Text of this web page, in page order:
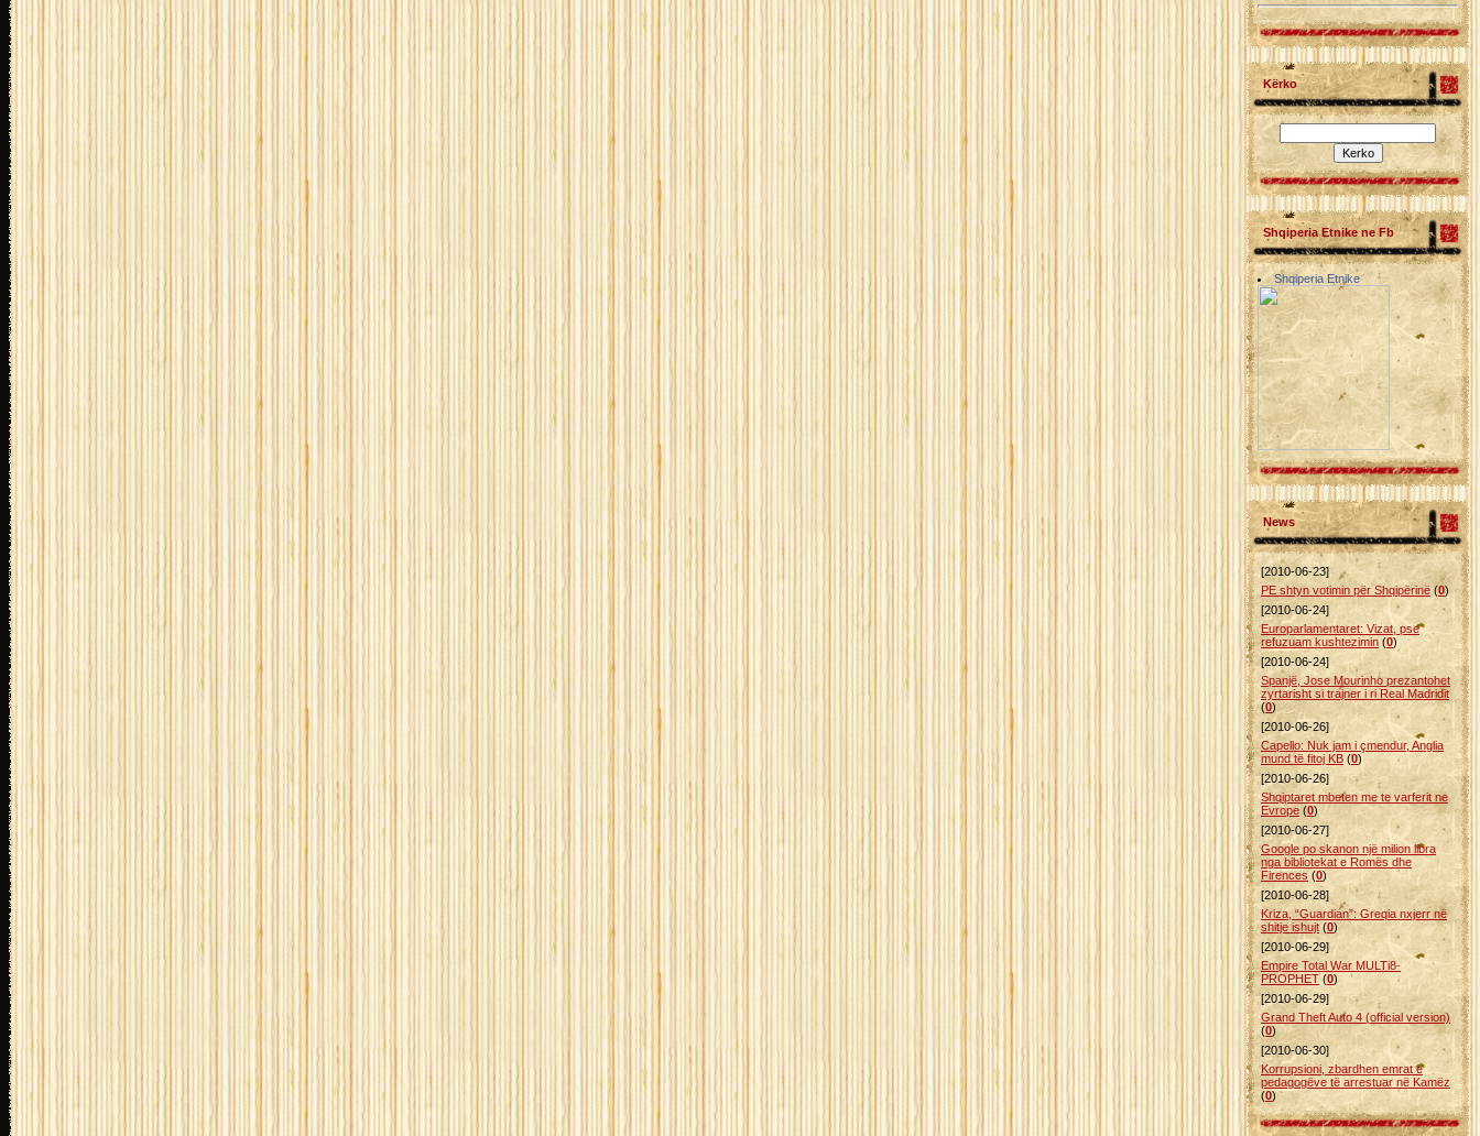
Kërko
Shqiperia Etnike ne Fb
Shqiperia Etnike
News
[2010-06-23]
PE shtyn votimin për Shqipërinë (0)
[2010-06-24]
Europarlamentaret: Vizat, pse
refuzuam kushtezimin (0)
[2010-06-24]
Spanjë, Jose Mourinho prezantohet
zyrtarisht si trajner i ri Real Madridit
(0)
[2010-06-26]
Capello: Nuk jam i çmendur, Anglia
mund të fitoj KB (0)
[2010-06-26]
Shqiptaret mbeten me te varferit ne
Evrope (0)
[2010-06-27]
Google po skanon një milion libra
nga bibliotekat e Romës dhe
Firences (0)
[2010-06-28]
Kriza, “Guardian”: Greqia nxjerr në
shitje ishujt (0)
[2010-06-29]
Empire Total War MULTi8-
PROPHET (0)
[2010-06-29]
Grand Theft Auto 4 (official version)
(0)
[2010-06-30]
Korrupsioni, zbardhen emrat e
pedagogëve të arrestuar në Kamëz
(0)